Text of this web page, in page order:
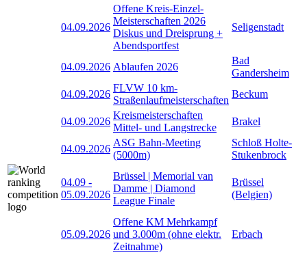
04.09.2026
Offene Kreis-Einzel-
Meisterschaften 2026
Diskus und Dreisprung +
Abendsportfest
Seligenstadt
04.09.2026 Ablaufen 2026
Bad
Gandersheim
04.09.2026
FLVW 10 km-
Straßenlaufmeisterschaften
Beckum
04.09.2026
Kreismeisterschaften
Mittel- und Langstrecke
Brakel
04.09.2026
ASG Bahn-Meeting
(5000m)
Schloß Holte-
Stukenbrock
04.09 -
05.09.2026
Brüssel | Memorial van
Damme | Diamond
League Finale
Brüssel
(Belgien)
05.09.2026
Offene KM Mehrkampf
und 3.000m (ohne elektr.
Zeitnahme)
Erbach